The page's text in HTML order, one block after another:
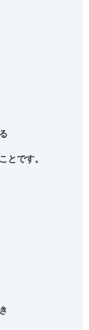
とです。